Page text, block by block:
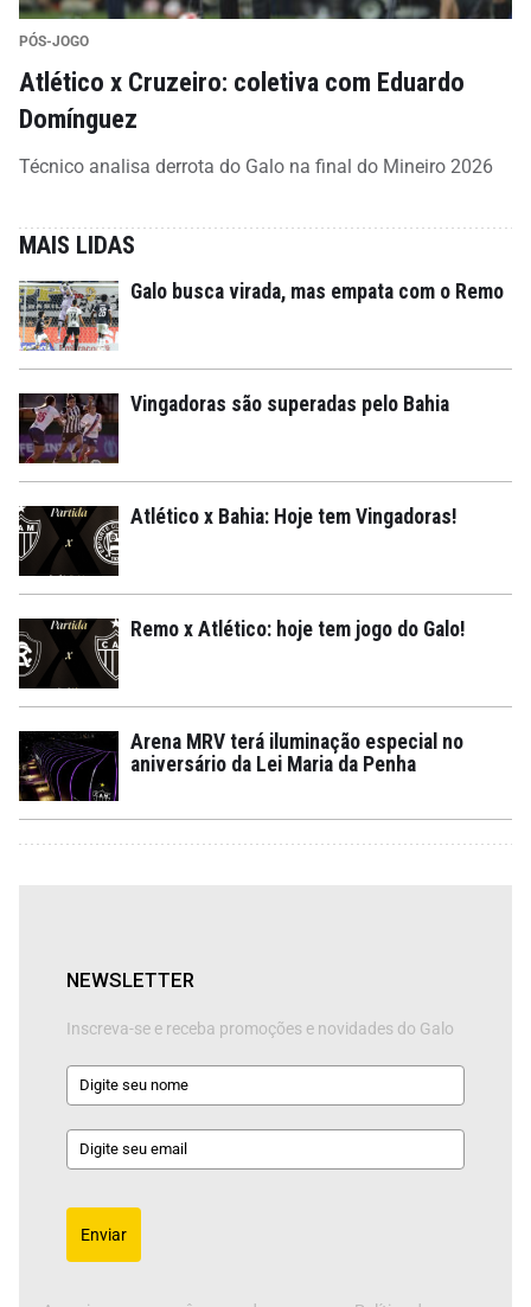
PÓS-JOGO
Atlético x Cruzeiro: coletiva com Eduardo
Domínguez
Técnico analisa derrota do Galo na final do Mineiro 2026
MAIS LIDAS
Galo busca virada, mas empata com o Remo
Vingadoras são superadas pelo Bahia
Atlético x Bahia: Hoje tem Vingadoras!
Remo x Atlético: hoje tem jogo do Galo!
Arena MRV terá iluminação especial no
aniversário da Lei Maria da Penha
NEWSLETTER
Inscreva-se e receba promoções e novidades do Galo
Enviar